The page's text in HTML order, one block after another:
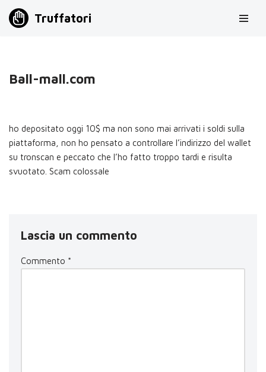
Truffatori
Ball-mall.com
ho depositato oggi 10$ ma non sono mai arrivati i soldi sulla
piattaforma, non ho pensato a controllare l’indirizzo del wallet
su tronscan e peccato che l’ho fatto troppo tardi e risulta
svuotato. Scam colossale
Lascia un commento
Commento *